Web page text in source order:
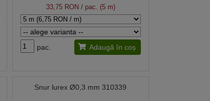
33,75 RON / pac. (5 m)
pac. Adaugă în coș
Snur lurex Ø0,3 mm 310339